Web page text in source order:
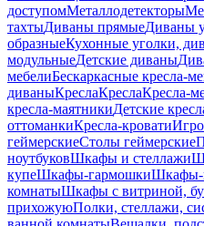
доступомМеталлодетекторы
тахтыДиваны прямыеДиваны
образныеКухонные уголки,
модульныеДетские диваны
мебелиБескаркасные кресла-
диваныКреслаКреслаКресла-
кресла-маятникиДетские
оттоманкиКресла-кровати
геймерскиеСтолы геймерские
ноутбуковШкафы и стеллажи
купеШкафы-гармошкиШкафы-
комнатыШкафы с витриной,
прихожуюПолки, стеллажи,